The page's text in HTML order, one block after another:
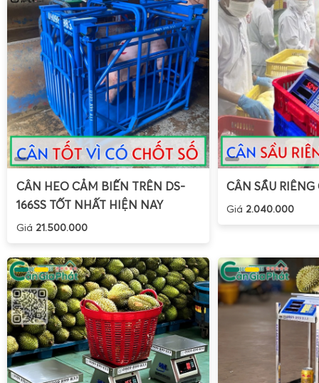
CÂN HEO CẢM BIẾN TRÊN DS-
166SS TỐT NHẤT HIỆN NAY
Giá 21.500.000
CÂN SẦU
Giá 2.040.000